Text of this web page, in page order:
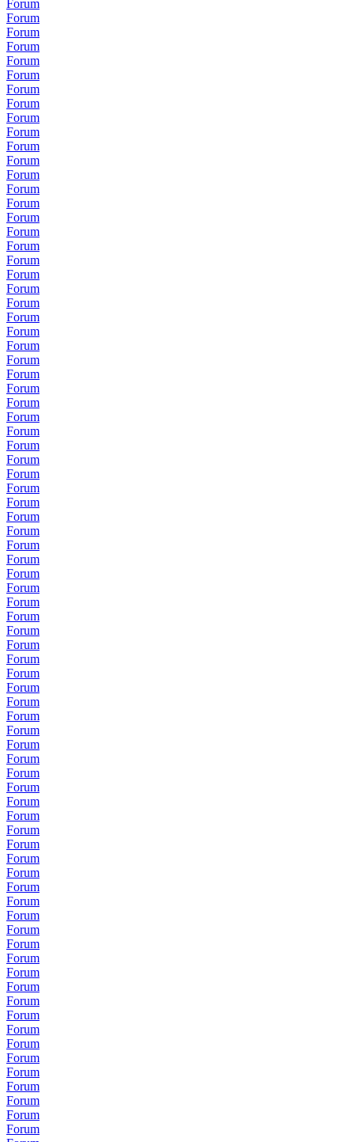
Forum
Forum
Forum
Forum
Forum
Forum
Forum
Forum
Forum
Forum
Forum
Forum
Forum
Forum
Forum
Forum
Forum
Forum
Forum
Forum
Forum
Forum
Forum
Forum
Forum
Forum
Forum
Forum
Forum
Forum
Forum
Forum
Forum
Forum
Forum
Forum
Forum
Forum
Forum
Forum
Forum
Forum
Forum
Forum
Forum
Forum
Forum
Forum
Forum
Forum
Forum
Forum
Forum
Forum
Forum
Forum
Forum
Forum
Forum
Forum
Forum
Forum
Forum
Forum
Forum
Forum
Forum
Forum
Forum
Forum
Forum
Forum
Forum
Forum
Forum
Forum
Forum
Forum
Forum
Forum